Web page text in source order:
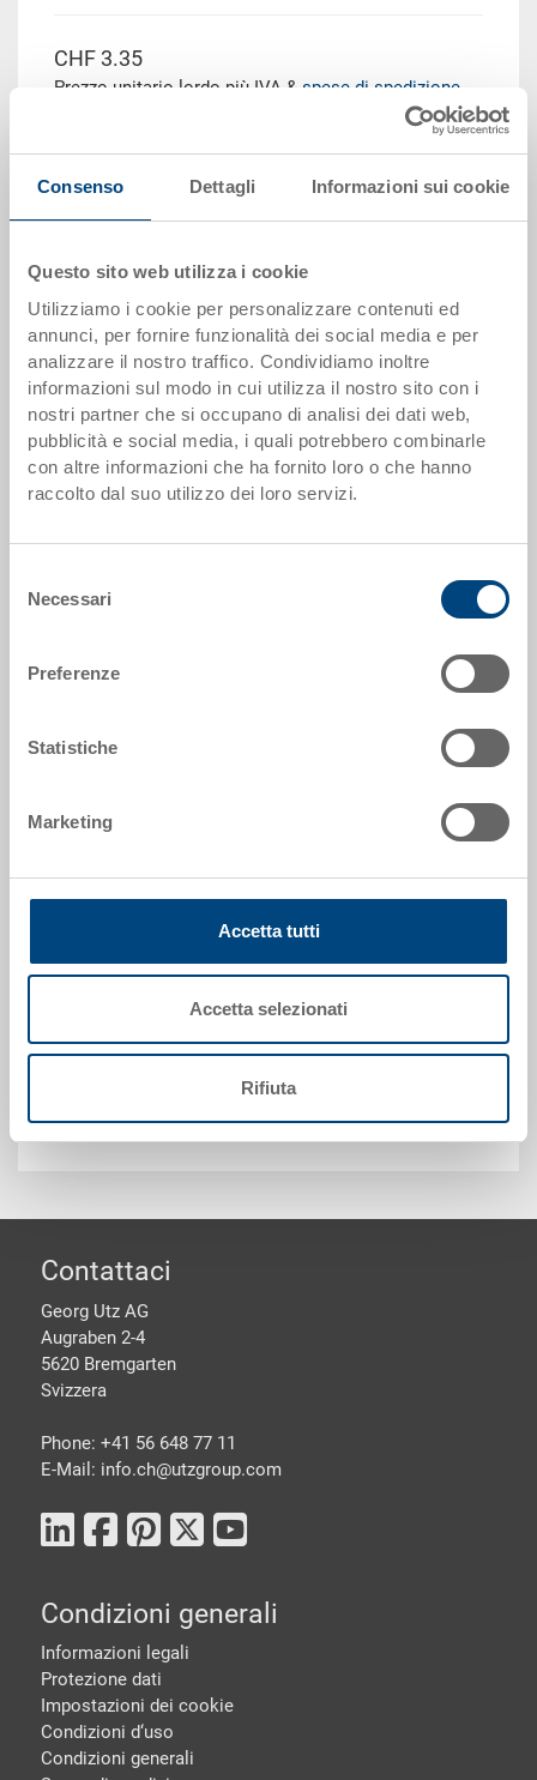
Consenso Dettagli Informazioni sui cookie
Questo sito web utilizza i cookie
Utilizziamo i cookie per personalizzare contenuti ed
annunci, per fornire funzionalità dei social media e per
analizzare il nostro traffico. Condividiamo inoltre
informazioni sul modo in cui utilizza il nostro sito con i
nostri partner che si occupano di analisi dei dati web,
pubblicità e social media, i quali potrebbero combinarle
con altre informazioni che ha fornito loro o che hanno
raccolto dal suo utilizzo dei loro servizi.
delNecessari
Preferenze
Statistiche
Marketing
Accetta tutti
Accetta selezionati
Rifiuta
CHF 3.35
Prezzo unitario lordo più IVA & spese di spedizione
Aggiungere al carrello
Quantità minima ordine: 1000 pezzi
Dati articolo
Codice
41-32.P300
Dimensioni esterne:
esterno 300x200 mm
Personalizzazioni - la nostra specialità
piè di pagine
Contattaci
Georg Utz AG
Augraben 2-4
5620 Bremgarten
Svizzera
Phone: +41 56 648 77 11
E-Mail: info.ch@utzgroup.com
Condizioni generali
Informazioni legali
Protezione dati
Impostazioni dei cookie
Condizioni d‘uso
Condizioni generali